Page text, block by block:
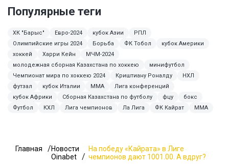
Популярные теги
ХК "Барыс" Евро-2024 кубок Азии
РПЛ
Олимпийские игры 2024
Борьба ФК Тобол
кубок Америки
хоккей
Харри Кейн
МЧМ-2024
молодежная сборная Казахстана по хоккею
минифутбол
Чемпионат мира по хоккею 2024
Криштиану Роналду
НХЛ
футзал
кубок Италии ММА
Лига конференций
кубок Африки
Сборная Казахстана по футболу фцу
бокс
Футбол
КХЛ Лига чемпионов Ла Лига ФК Кайрат MMA
Главная
Новости
Oinabet
На победу «Кайрата» в Лиге
чемпионов дают 1001.00. А вдруг?